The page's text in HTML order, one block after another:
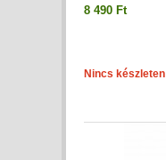
8 490 Ft
Nincs készleten